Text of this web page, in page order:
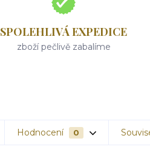
SPOLEHLIVÁ EXPEDICE
zboží pečlivě zabalíme
Hodnocení 0